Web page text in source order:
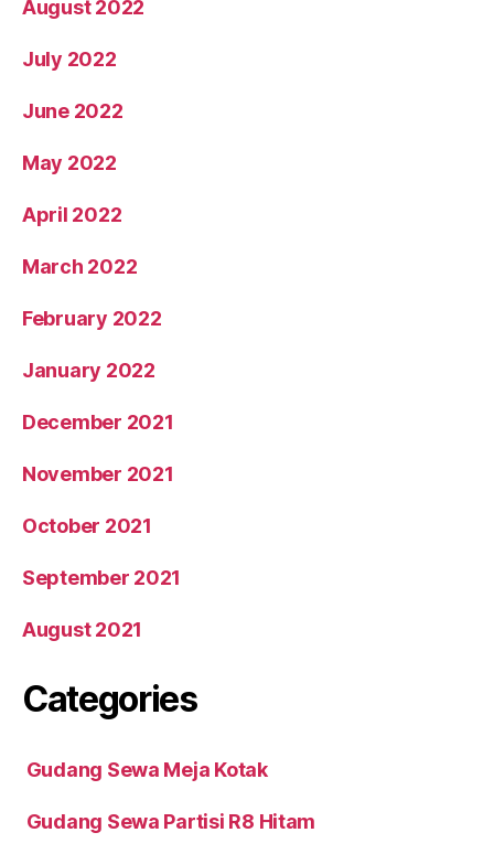
August 2022
July 2022
June 2022
May 2022
April 2022
March 2022
February 2022
January 2022
December 2021
November 2021
October 2021
September 2021
August 2021
Categories
Gudang Sewa Meja Kotak
Gudang Sewa Partisi R8 Hitam